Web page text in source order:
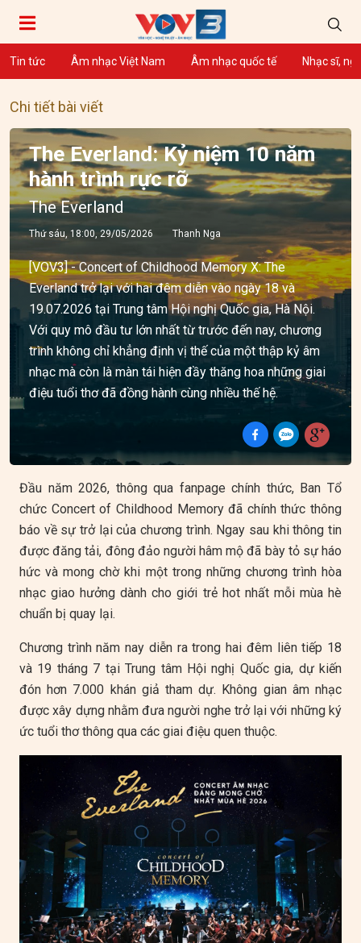
Tin tức Âm nhạc Việt Nam Âm nhạc quốc tế Nhạc sĩ,
Chi tiết bài viết
The Everland: Kỷ niệm 10 năm
hành trình rực rỡ
The Everland
Thứ sáu, 18:00, 29/05/2026 Thanh Nga
[VOV3] - Concert of Childhood Memory X: The
Everland trở lại với hai đêm diễn vào ngày 18 và
19.07.2026 tại Trung tâm Hội nghị Quốc gia, Hà Nội.
Với quy mô đầu tư lớn nhất từ trước đến nay, chương
trình không chỉ khẳng định vị thế của một thập kỷ âm
nhạc mà còn là màn tái hiện đầy thăng hoa những giai
điệu tuổi thơ đã đồng hành cùng nhiều thế hệ.
Đầu năm 2026, thông qua fanpage chính thức, Ban Tổ
chức Concert of Childhood Memory đã chính thức thông
báo về sự trở lại của chương trình. Ngay sau khi thông tin
được đăng tải, đông đảo người hâm mộ đã bày tỏ sự háo
hức và mong chờ khi một trong những chương trình hòa
nhạc giao hưởng dành cho giới trẻ hot nhất mỗi mùa hè
chuẩn bị quay lại.
Chương trình năm nay diễn ra trong hai đêm liên tiếp 18
và 19 tháng 7 tại Trung tâm Hội nghị Quốc gia, dự kiến
đón hơn 7.000 khán giả tham dự. Không gian âm nhạc
được xây dựng nhằm đưa người nghe trở lại với những ký
ức tuổi thơ thông qua các giai điệu quen thuộc.